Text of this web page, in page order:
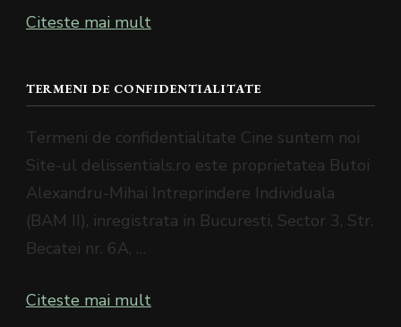
Citeste mai mult
TERMENI DE CONFIDENTIALITATE
Termeni de confidentialitate Cine suntem noi
Site-ul delissentials.ro este proprietatea Butoi
Alexandru-Mihai Intreprindere Individuala
(BAM II), inregistrata in Bucuresti, Sector 3, Str.
Becatei nr. 6A, …
Citeste mai mult